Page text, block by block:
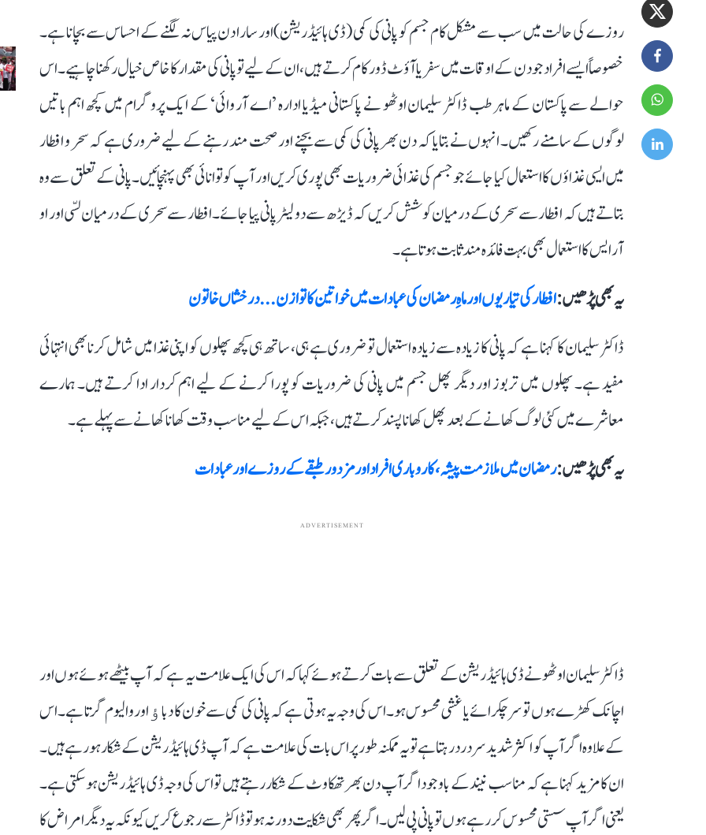
روزے کی حالت میں سب سے مشکل کام جسم کو پانی کی کمی (ڈی ہائیڈریشن) اور سارا دن پیاس نہ لگنے کے احساس سے بچانا ہے۔
خصوصاً ایسے افراد جو دن کے اوقات میں سفر یا آؤٹ ڈور کام کرتے ہیں، ان کے لیے تو پانی کی مقدار کا خاص خیال رکھنا چاہیے۔ اس
حوالے سے پاکستان کے ماہر طب ڈاکٹر سلیمان اوٹھو نے پاکستانی میڈیا ادارہ ’اے آر وائی‘ کے ایک پروگرام میں کچھ اہم باتیں
لوگوں کے سامنے رکھیں۔ انہوں نے بتایا کہ دن بھر پانی کی کمی سے بچنے اور صحت مند رہنے کے لیے ضروری ہے کہ سحر و افطار
میں ایسی غذاؤں کا استعمال کیا جائے جو جسم کی غذائی ضروریات بھی پوری کریں اور آپ کو توانائی بھی پہنچائیں۔ پانی کے تعلق سے وہ
بتاتے ہیں کہ افطار سے سحری کے درمیان کوشش کریں کہ ڈیڑھ سے دو لیٹر پانی پیا جائے۔ افطار سے سحری کے درمیان لسّی اور او
آر ایس کا استعمال بھی بہت فائدہ مند ثابت ہوتا ہے۔
یہ بھی پڑھیں :افطار کی تیاریوں اور ماہِ رمضان کی عبادات میں خواتین کا توازن... درخشاں خاتون
ڈاکٹر سلیمان کا کہنا ہے کہ پانی کا زیادہ سے زیادہ استعمال تو ضروری ہے ہی، ساتھ ہی کچھ پھلوں کو اپنی غذا میں شامل کرنا بھی انتہائی
مفید ہے۔ پھلوں میں تربوز اور دیگر پھل جسم میں پانی کی ضروریات کو پورا کرنے کے لیے اہم کردار ادا کرتے ہیں۔ ہمارے
معاشرے میں کئی لوگ کھانے کے بعد پھل کھانا پسند کرتے ہیں، جبکہ اس کے لیے مناسب وقت کھانا کھانے سے پہلے ہے۔
یہ بھی پڑھیں :رمضان میں ملازمت پیشہ، کاروباری افراد اور مزدور طبقے کے روزے اور عبادات
ADVERTISEMENT
ڈاکٹر سلیمان اوٹھو نے ڈی ہائیڈریشن کے تعلق سے بات کرتے ہوئے کہا کہ اس کی ایک علامت یہ ہے کہ آپ بیٹھے ہوئے ہوں اور
اچانک کھڑے ہوں تو سر چکرائے یا غشی محسوس ہو۔ اس کی وجہ یہ ہوتی ہے کہ پانی کی کمی سے خون کا دباﺅ اور والیوم گرتا ہے۔ اس
کے علاوہ اگر آپ کو اکثر شدید سر درد رہتا ہے تو یہ ممکنہ طور پر اس بات کی علامت ہے کہ آپ ڈی ہائیڈریشن کے شکار ہو رہے ہیں۔
ان کا مزید کہنا ہے کہ مناسب نیند کے باوجود اگر آپ دن بھر تھکاوٹ کے شکار رہتے ہیں تو اس کی وجہ ڈی ہائیڈریشن ہو سکتی ہے۔
یعنی اگر آپ سستی محسوس کر رہے ہوں تو پانی پی لیں۔ اگر پھر بھی شکایت دور نہ ہو تو ڈاکٹر سے رجوع کریں کیونکہ یہ دیگر امراض کا